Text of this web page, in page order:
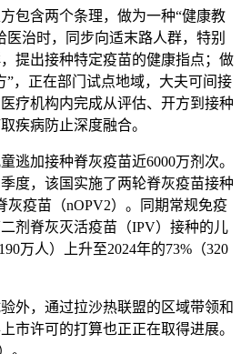
含两个条理，做为一种“健康教
医治时，同步向适末路人群，特别
提出接种特定疫苗的健康指点；做
”，正在部门试点地域，大夫可间接
疗机构内完成从评估、开方到接种
疾病防止深度融合。
加接种脊灰疫苗近6000万剂次。
度，该国实施了两轮脊灰疫苗接种
灰疫苗（nOPV2）。同期常规免疫
剂脊灰灭活疫苗（IPV）接种的儿
万人）上升至2024年的73%（320
，通过拉沙热联盟的区域带领和
市许可的打算也正正在取得进展。
。